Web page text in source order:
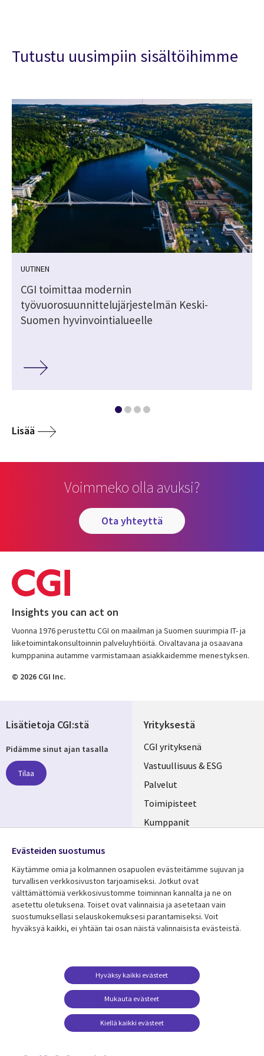
Tutustu uusimpiin sisältöihimme
UUTINEN
CGI toimittaa modernin
työvuorosuunnittelujärjestelmän Keski-
Suomen hyvinvointialueelle
Lisää
Voimmeko olla avuksi?
ota yhteyttä
Insights you can act on
Vuonna 1976 perustettu CGI on maailman ja Suomen suurimpia IT- ja
liiketoimintakonsultoinnin palveluyhtiöitä. Oivaltavana ja osaavana
kumppanina autamme varmistamaan asiakkaidemme menestyksen.
© 2026 CGI Inc.
Yrityksestä
Useful
links
FINLAND
CGI yrityksenä
Vastuullisuus & ESG
Palvelut
Toimipisteet
Kumppanit
Resurssikeskus
Library
FINLAND
Asiakastarinat
Lisätietoa
Legal
Tietosuoja
Käyttöehdot
Yhteystiedot
Evästeasetuksesi
Lisätietoja CGI:stä
Pidämme sinut ajan tasalla
Tilaa
Media
FINLAND
Evästeiden suostumus
Käytämme omia ja kolmannen osapuolen evästeitämme sujuvan ja
turvallisen verkkosivuston tarjoamiseksi. Jotkut ovat
välttämättömiä verkkosivustomme toiminnan kannalta ja ne on
asetettu oletuksena. Toiset ovat valinnaisia ​​ja asetetaan vain
suostumuksellasi selauskokemuksesi parantamiseksi. Voit
hyväksyä kaikki, ei yhtään tai osan näistä valinnaisista evästeistä.
Mukauta evästeet
Hyväksy kaikki evästeet
Kiellä kaikki evästeet